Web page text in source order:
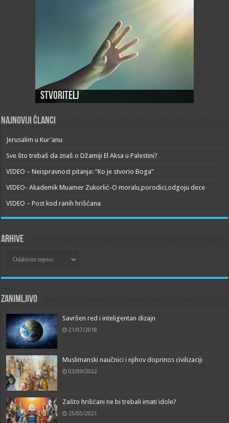
Stvoritelj
Najnoviji članci
Jerusalim u Kur'anu
Sve što trebaš da znaš o Džamiji El Aksa u Palestini?
VIDEO – Neispravnost pitanja: “Ko je stvorio Boga”
VIDEO- Akademik Muamer Zukorlić-O moralu,porodici,odgoju dece
VIDEO – Post kod ranih hrišćana
Arhive
Zanimljivo
Savršen red i inteligentan dizajn
21/07/2018
Muslimanski naučnici i njihov doprinos civilizaciji
03/09/2022
Zašto hrišćani ne bi trebali imati idole?
25/05/2021